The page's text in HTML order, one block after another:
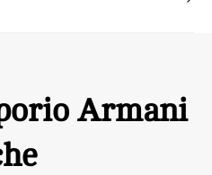
Armani